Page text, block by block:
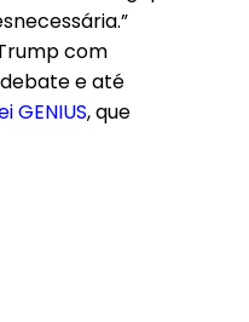
com
e até
GENIUS, que